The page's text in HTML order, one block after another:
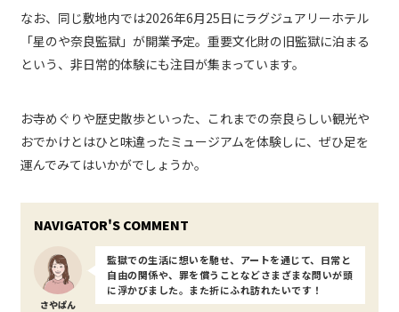
なお、同じ敷地内では2026年6月25日にラグジュアリーホテル
「星のや奈良監獄」が開業予定。重要文化財の旧監獄に泊まる
という、非日常的体験にも注目が集まっています。
お寺めぐりや歴史散歩といった、これまでの奈良らしい観光や
おでかけとはひと味違ったミュージアムを体験しに、ぜひ足を
運んでみてはいかがでしょうか。
さやぱん
監獄での生活に想いを馳せ、アートを通じて、日常と
自由の関係や、罪を償うことなどさまざまな問いが頭
に浮かびました。また折にふれ訪れたいです！